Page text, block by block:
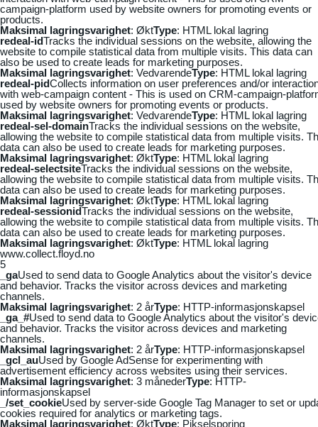
campaign-platform used by website owners for promoting events or
products.
Maksimal lagringsvarighet: ØktType: HTML lokal lagring
redeal-idTracks the individual sessions on the website, allowing the
website to compile statistical data from multiple visits. This data can
also be used to create leads for marketing purposes.
Maksimal lagringsvarighet: VedvarendeType: HTML lokal lagring
redeal-pidCollects information on user preferences and/or
with web-campaign content - This is used on CRM-campaign-
used by website owners for promoting events or products.
Maksimal lagringsvarighet: VedvarendeType: HTML lokal lagring
redeal-sel-domainTracks the individual sessions on the website,
allowing the website to compile statistical data from multiple visits.
data can also be used to create leads for marketing purposes.
Maksimal lagringsvarighet: ØktType: HTML lokal lagring
redeal-selectsiteTracks the individual sessions on the website,
allowing the website to compile statistical data from multiple visits.
data can also be used to create leads for marketing purposes.
Maksimal lagringsvarighet: ØktType: HTML lokal lagring
redeal-sessionidTracks the individual sessions on the website,
allowing the website to compile statistical data from multiple visits.
data can also be used to create leads for marketing purposes.
Maksimal lagringsvarighet: ØktType: HTML lokal lagring
www.collect.floyd.no
5
_gaUsed to send data to Google Analytics about the visitor's device
and behavior. Tracks the visitor across devices and marketing
channels.
Maksimal lagringsvarighet: 2 årType: HTTP-informasjonskapsel
_ga_#Used to send data to Google Analytics about the visitor's
and behavior. Tracks the visitor across devices and marketing
channels.
Maksimal lagringsvarighet: 2 årType: HTTP-informasjonskapsel
_gcl_auUsed by Google AdSense for experimenting with
advertisement efficiency across websites using their services.
Maksimal lagringsvarighet: 3 månederType: HTTP-
informasjonskapsel
_/set_cookieUsed by server-side Google Tag Manager to set or
cookies required for analytics or marketing tags.
Maksimal lagringsvarighet: ØktType: Pikselsporing